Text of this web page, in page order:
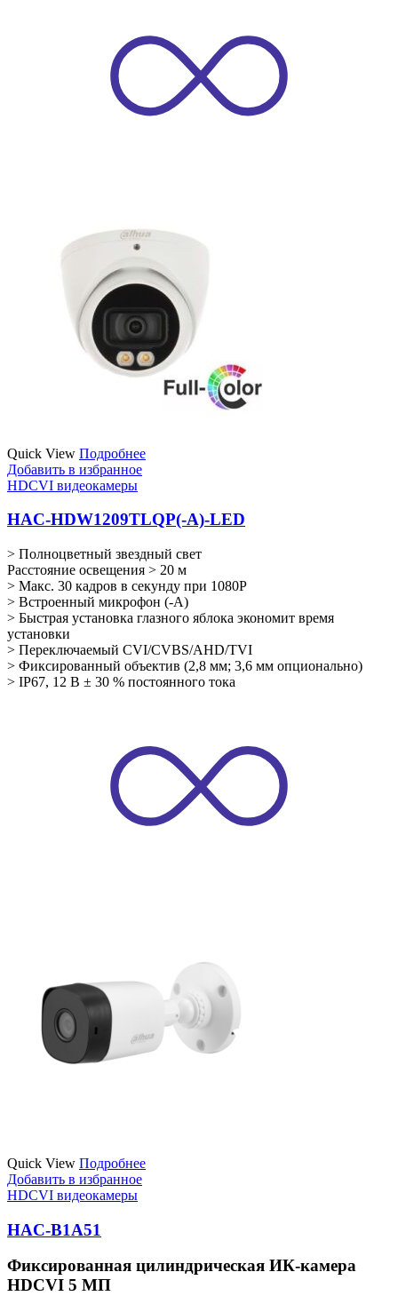
Quick View Подробнее
Добавить в избранное
HDCVI видеокамеры
HAC-HDW1209TLQP(-A)-LED
> Полноцветный звездный свет
Расстояние освещения > 20 м
> Макс. 30 кадров в секунду при 1080P
> Встроенный микрофон (-A)
> Быстрая установка глазного яблока экономит время
установки
> Переключаемый CVI/CVBS/AHD/TVI
> Фиксированный объектив (2,8 мм; 3,6 мм опционально)
> IP67, 12 В ± 30 % постоянного тока
Quick View Подробнее
Добавить в избранное
HDCVI видеокамеры
HAC-B1A51
Фиксированная цилиндрическая ИК-камера
HDCVI 5 МП